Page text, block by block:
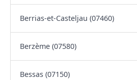
Berrias-et-Casteljau (07460)
Berzème (07580)
Bessas (07150)